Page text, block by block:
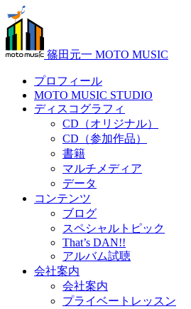
篠田元一 MOTO MUSIC
プロフィール
MOTO MUSIC STUDIO
ディスコグラフィ
CD（オリジナル）
CD（参加作品）
書籍
マルチメディア
データ
コンテンツ
ブログ
スペシャルトピック
That’s DAN!!
アルバム試聴
会社案内
会社案内
プライベートレッスン